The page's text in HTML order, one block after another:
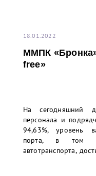
18.01.2022
ММПК
free»
На сегодняшний
персонала и
94,63%, уровень
порта, в том
автотранспорта,
ММПК «Бронка»